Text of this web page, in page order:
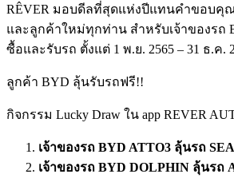
RÊVER มอบดีลที่สุดแห่งปีแทนคำขอบคุ
และลูกค้าใหม่ทุกท่าน สำหรับเจ้าของรถ
ซื้อและรับรถ ตั้งแต่ 1 พ.ย. 2565 – 31 ธ.ค.
ลูกค้า BYD ลุ้นรับรถฟรี!!
กิจกรรม Lucky Draw ใน app REVER
เจ้าของรถ BYD ATTO3 ลุ้นรถ
เจ้าของรถ BYD DOLPHIN ลุ้นรถ